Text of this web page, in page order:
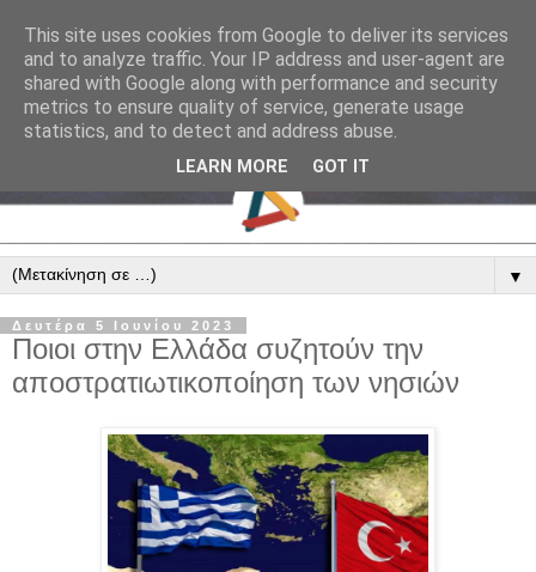
▼
Δευτέρα 5 Ιουνίου 2023
Ποιοι στην Ελλάδα συζητούν την
αποστρατιωτικοποίηση των νησιών
This site uses cookies from Google to deliver its services
and to analyze traffic. Your IP address and user-agent are
shared with Google along with performance and security
metrics to ensure quality of service, generate usage
statistics, and to detect and address abuse.
LEARN MORE GOT IT